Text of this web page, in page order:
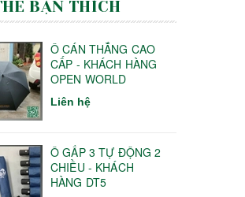
BẠN THÍCH
Ô CÁN THẲNG CAO
CẤP - KHÁCH HÀNG
OPEN WORLD
Liên hệ
Ô GẤP 3 TỰ ĐỘNG 2
CHIỀU - KHÁCH
HÀNG DT5